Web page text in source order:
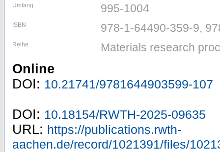
Umfang 995-1004
ISBN 978-1-64490-359-9,
Reihe Materials research
Online
DOI: 10.21741/9781644903599-107
DOI: 10.18154/RWTH-2025-09635
URL: https://publications.rwth-
aachen.de/record/1021391/files/